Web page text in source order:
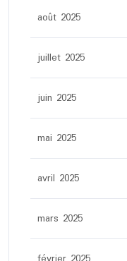
août 2025
juillet 2025
juin 2025
mai 2025
avril 2025
mars 2025